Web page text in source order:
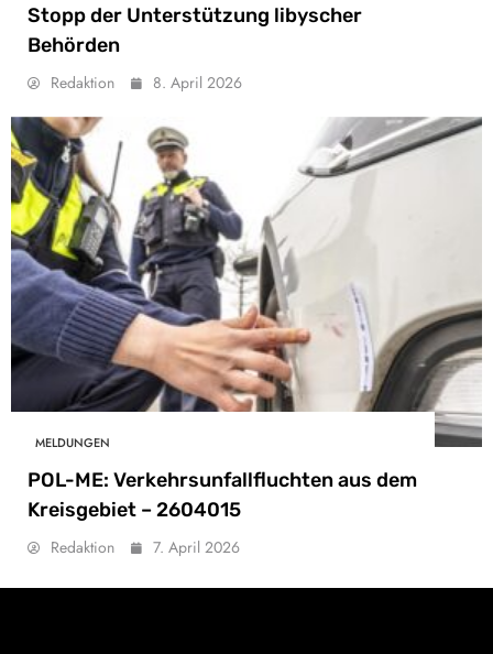
Stopp der Unterstützung libyscher
Behörden
Redaktion 8. April 2026
MELDUNGEN
POL-ME: Verkehrsunfallfluchten aus dem
Kreisgebiet – 2604015
Redaktion 7. April 2026